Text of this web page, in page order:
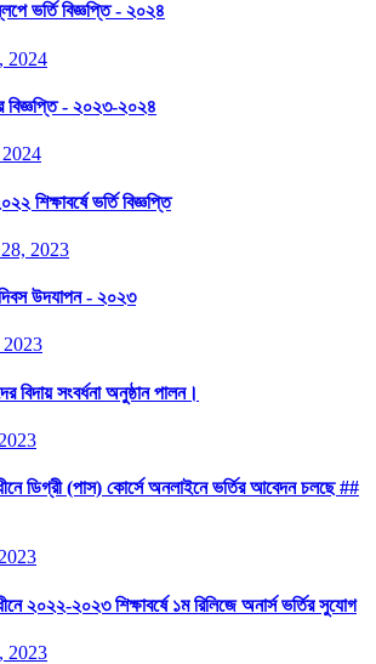
ভর্তি বিজ্ঞপ্তি - ২০২৪
2024
বিজ্ঞপ্তি - ২০২৩-২০২৪
শিক্ষাবর্ষে ভর্তি বিজ্ঞপ্তি
2023
উদযাপন - ২০২৩
2023
বিদায় সংবর্ধনা অনুষ্ঠান পালন।
ডিগ্রী (পাস) কোর্সে অনলাইনে ভর্তির আবেদন চলছে ##
২০২২-২০২৩ শিক্ষাবর্ষে ১ম রিলিজে অনার্স ভর্তির সুযোগ
2023